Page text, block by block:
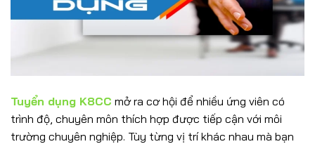
Tuyển dụng K8CC mở ra cơ hội để nhiều ứng viên có
trình độ, chuyên môn thích hợp được tiếp cận với môi
trường chuyên nghiệp. Tùy từng vị trí khác nhau mà bạn